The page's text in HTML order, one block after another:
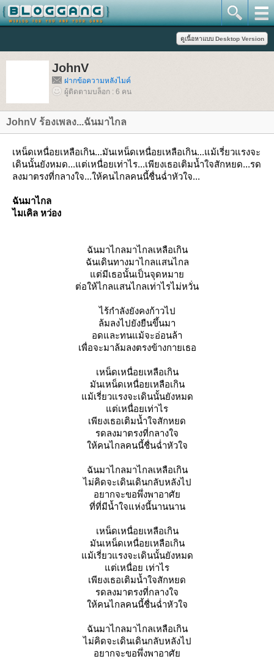
JohnV
ฝากข้อความหลังไมค์
ผู้ติดตามบล็อก : 6 คน
JohnV ร้องเพลง...ฉันมาไกล
เหน็ดเหนื่อยเหลือเกิน...มันเหน็ดเหนื่อยเหลือเกิน...แม้เรี่ยวแรงจะ
เดินนั้นยังหมด...แต่เหนื่อยเท่าไร...เพียงเธอเติมน้ำใจสักหยด...รด
ลงมาตรงที่กลางใจ...ให้คนไกลคนนี้ชื่นฉ่ำหัวใจ...
ฉันมาไกล
ไมเคิล หว่อง
ฉันมาไกลมาไกลเหลือเกิน
ฉันเดินทางมาไกลแสนไกล
ต่มีเธอนั้นเป็นจุดหมา
ต่อให้ไกลแสนไกลเท่าไรไม่หวั่น
ไร้กำลังยังคงก้าวไป
ล้มลงไปยังยืนขึ้นมา
อดและทนแม้จะอ่อนล้า
เพื่อจะมาล้มลงตรงข้างกายเธอ
เหน็ดเหนื่อยเหลือเกิน
มันเหน็ดเหนื่อยเหลือเกิน
ม้เรี่ยวแรงจะเดินนั้นยังหมด
ต่เหนื่อยเท่าไร
เพียงเธอเติมน้ำใจสักหยด
รดลงมาตรงที่กลางใจ
ห้คนไกลคนนี้ชื่นฉ่ำหัวใจ
ฉันมาไกลมาไกลเหลือเกิน
ไม่คิดจะเดินเดินกลับหลังไป
อยากจะขอพึ่งพาอาศั
ที่ที่มีน้ำใจแห่งนี้นานนาน
เหน็ดเหนื่อยเหลือเกิน
มันเหน็ดเหนื่อยเหลือเกิน
ม้เรี่ยวแรงจะเดินนั้นยังหมด
ต่เหนื่อย เท่าไร
เพียงเธอเติมน้ำใจสักหยด
รดลงมาตรงที่กลางใจ
ห้คนไกลคนนี้ชื่นฉ่ำหัวใจ
ฉันมาไกลมาไกลเหลือเกิน
ไม่คิดจะเดินเดินกลับหลังไป
อยากจะขอพึ่งพาอาศั